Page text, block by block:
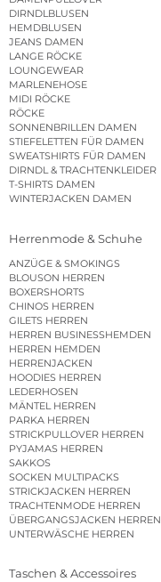
DIRNDLBLUSEN
HEMDBLUSEN
JEANS DAMEN
LANGE RÖCKE
LOUNGEWEAR
MARLENEHOSE
MIDI RÖCKE
RÖCKE
SONNENBRILLEN DAMEN
STIEFELETTEN FÜR DAMEN
SWEATSHIRTS FÜR DAMEN
DIRNDL & TRACHTENKLEIDER
T-SHIRTS DAMEN
WINTERJACKEN DAMEN
Herrenmode & Schuhe
ANZÜGE & SMOKINGS
BLOUSON HERREN
BOXERSHORTS
CHINOS HERREN
GILETS HERREN
HERREN BUSINESSHEMDEN
HERREN HEMDEN
HERRENJACKEN
HOODIES HERREN
LEDERHOSEN
MÄNTEL HERREN
PARKA HERREN
STRICKPULLOVER HERREN
PYJAMAS HERREN
SAKKOS
SOCKEN MULTIPACKS
STRICKJACKEN HERREN
TRACHTENMODE HERREN
ÜBERGANGSJACKEN HERREN
UNTERWÄSCHE HERREN
Taschen & Accessoires